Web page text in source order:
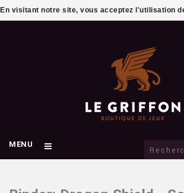
MENU
En visitant notre site, vous acceptez l'utilisation